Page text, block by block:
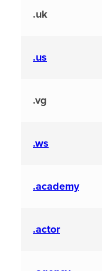
.uk
.us
.vg
.ws
.academy
.actor